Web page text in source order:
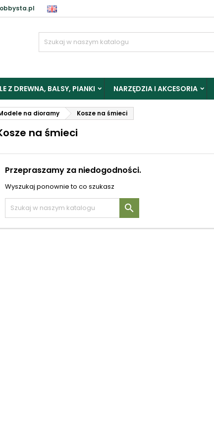
Z DREWNA, BALSY, PIANKI NARZĘDZIA I AKCESORIA
na dioramy Kosze na śmieci
na śmieci
Przepraszamy za niedogodności.
Wyszukaj ponownie to co szukasz

Zaloguj
Aby zapisać produkty do Schowka, musisz się zalogować.
Anuluj